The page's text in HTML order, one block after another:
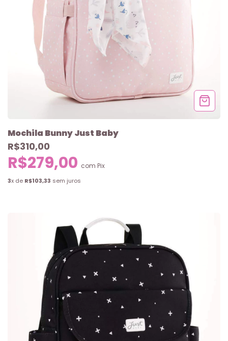
Mochila Bunny Just Baby
R$310,00
R$279,00 com Pix
3x de R$103,33 sem juros